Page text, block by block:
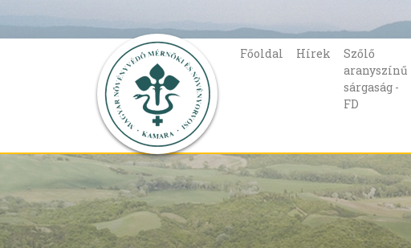
Főoldal Hírek
Szőlő
aranyszínű
sárgaság -
FD